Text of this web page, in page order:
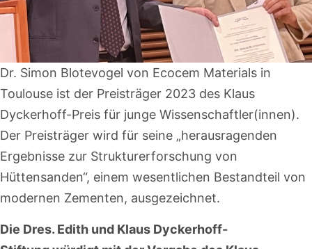
Dr. Simon Blotevogel von Ecocem Materials in
Toulouse ist der Preisträger 2023 des Klaus
Dyckerhoff-Preis für junge Wissenschaftler(innen).
Der Preisträger wird für seine „herausragenden
Ergebnisse zur Strukturerforschung von
Hüttensanden“, einem wesentlichen Bestandteil von
modernen Zementen, ausgezeichnet.
Die Dres. Edith und Klaus Dyckerhoff-